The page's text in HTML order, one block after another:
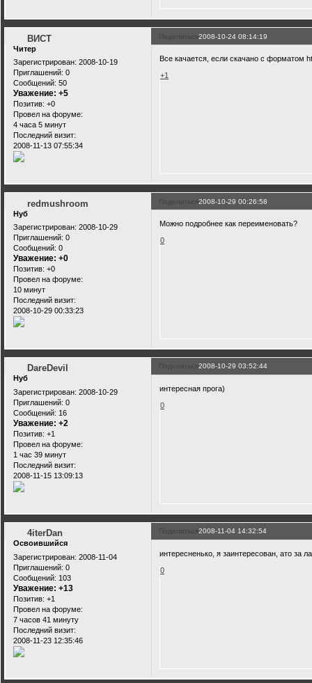
Поделиться2008-10-24 08:14:19
ВИСТ
Читер
Зарегистрирован: 2008-10-19
Приглашений: 0
Сообщений: 50
Уважение: +5
Позитив: +0
Провел на форуме:
4 часа 5 минут
Последний визит:
2008-11-13 07:55:34
Все качается, если скачано с форматом
+1
Поделиться2008-10-29 00:26:58
redmushroom
Нуб
Зарегистрирован: 2008-10-29
Приглашений: 0
Сообщений: 0
Уважение: +0
Позитив: +0
Провел на форуме:
10 минут
Последний визит:
2008-10-29 00:33:23
Можно подробнее как переименовать?
0
Поделиться2008-10-29 03:52:44
DareDevil
Нуб
Зарегистрирован: 2008-10-29
Приглашений: 0
Сообщений: 16
Уважение: +2
Позитив: +1
Провел на форуме:
1 час 39 минут
Последний визит:
2008-11-15 13:09:13
интересная прога)
0
Поделиться2008-11-04 14:32:54
4iterDan
Освоившийся
Зарегистрирован: 2008-11-04
Приглашений: 0
Сообщений: 103
Уважение: +13
Позитив: +1
Провел на форуме:
7 часов 41 минуту
Последний визит:
2008-11-23 12:35:46
интересненько, я заинтересован, ато за
0